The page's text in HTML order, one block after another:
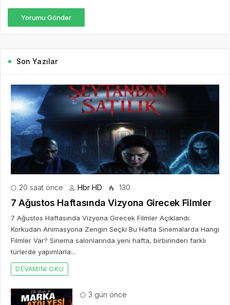
Yorumu Gönder
Son Yazılar
20 saat önce Hbr HD 130
7 Ağustos Haftasında Vizyona Girecek Filmler
7 Ağustos Haftasında Vizyona Girecek Filmler Açıklandı:
Korkudan Animasyona Zengin Seçki Bu Hafta Sinemalarda Hangi
Filmler Var? Sinema salonlarında yeni hafta, birbirinden farklı
türlerde yapımlarla...
DEVAMINI OKU
3 gün önce